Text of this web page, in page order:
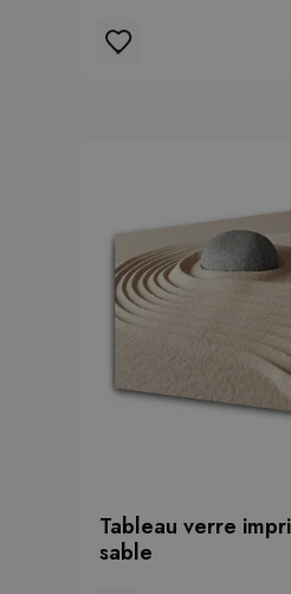
Tableau verre
sable